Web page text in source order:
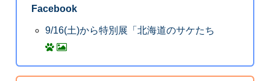
Facebook
9/16(土)から特別展「北海道のサケたち